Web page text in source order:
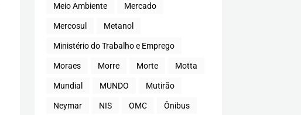
Meio Ambiente Mercado
Mercosul Metanol
Ministério do Trabalho e Emprego
Moraes Morre Morte Motta
Mundial MUNDO Mutirão
Neymar NIS OMC Ônibus